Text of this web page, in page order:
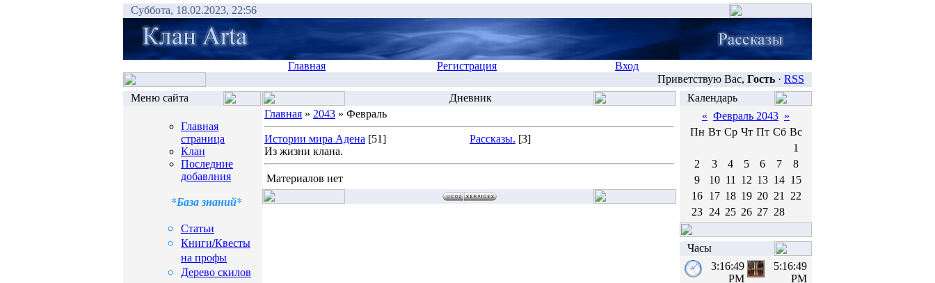
Суббота, 18.02.2023, 22:56
Главная Регистрация
Вход
Приветствую Вас, Гость · RSS
Меню сайта
Главная
страница
Клан
Последние
добавлния
*База знаний*
Статьи
Книги/Квесты
на профы
Дерево скилов
Дневник
Главная » 2043 » Февраль
Истории мира Адена [51]
Из жизни клана.
Рассказы. [3]
Материалов нет
Календарь
« Февраль 2043 »
Пн Вт Ср Чт Пт Сб Вс
1
2
3 4 5 6 7
8
9
10 11 12 13 14 15
16 17 18 19 20 21
22
23 24 25 26 27 28
Часы
3:16:49
PM
5:16:49
PM